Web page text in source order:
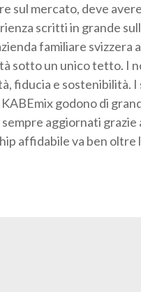
sul mercato, deve
scritti in grande
familiare svizzera
sotto un unico tetto. I
fiducia e sostenibilità. I
godono di
aggiornati
affidabile va ben